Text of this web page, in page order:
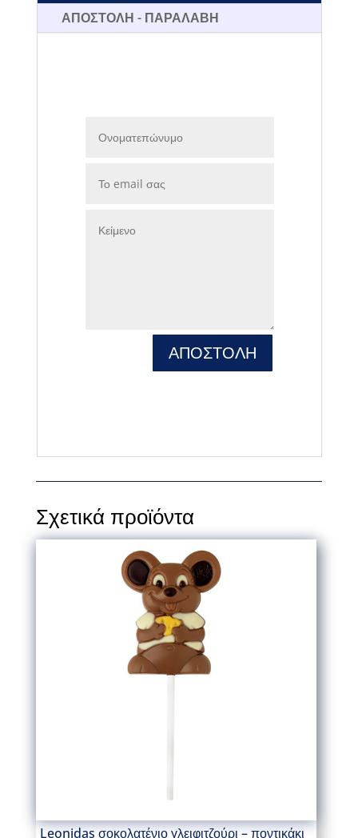
ποσότητα
ΑΠΟΣΤΟΛΗ - ΠΑΡΑΛΑΒΗ
ΑΠΟΣΤΟΛΗ
Σχετικά προϊόντα
Leonidas σοκολατένιο γλειφιτζούρι – ποντικάκι